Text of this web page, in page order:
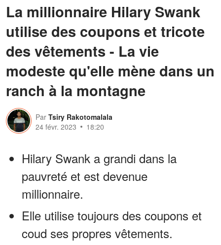
La millionnaire Hilary Swank
utilise des coupons et tricote
des vêtements - La vie
modeste qu'elle mène dans un
ranch à la montagne
Par Tsiry Rakotomalala
24 févr. 2023
18:20
Hilary Swank a grandi dans la
pauvreté et est devenue
millionnaire.
Elle utilise toujours des coupons et
coud ses propres vêtements.